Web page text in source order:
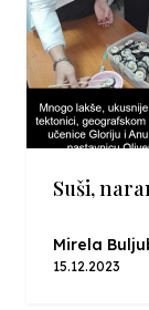
Suši,
Mirela
15.12.2023